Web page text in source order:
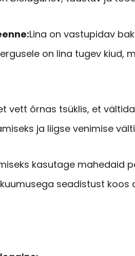
Lina on vastupidav
on lina tugev kiud,
vett õrnas tsüklis, et
ja liigse venimise
kasutage mahedaid
seadistust